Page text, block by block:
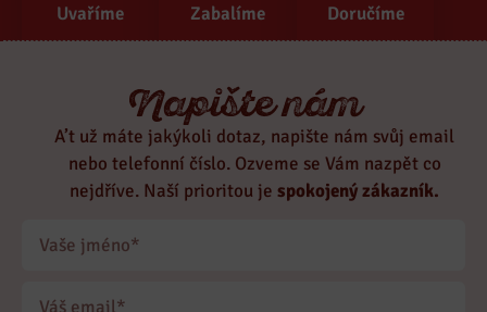
Uvaříme Zabalíme Doručíme
Napište nám
A’t už máte jakýkoli dotaz, napište nám svůj email
nebo telefonní číslo. Ozveme se Vám nazpět co
nejdříve. Naší prioritou je spokojený zákazník.